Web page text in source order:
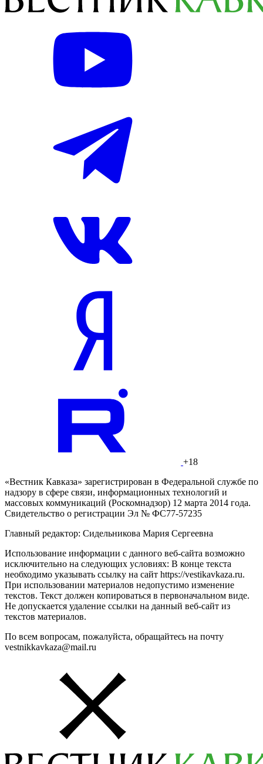
+18
«Вестник Кавказа» зарегистрирован в Федеральной службе по
надзору в сфере связи, информационных технологий и
массовых коммуникаций (Роскомнадзор) 12 марта 2014 года.
Свидетельство о регистрации Эл № ФС77-57235
Главный редактор: Сидельникова Мария Сергеевна
Использование информации с данного веб-сайта возможно
исключительно на следующих условиях: В конце текста
необходимо указывать ссылку на сайт https://vestikavkaza.ru.
При использовании материалов недопустимо изменение
текстов. Текст должен копироваться в первоначальном виде.
Не допускается удаление ссылки на данный веб-сайт из
текстов материалов.
По всем вопросам, пожалуйста, обращайтесь на почту
vestnikkavkaza@mail.ru